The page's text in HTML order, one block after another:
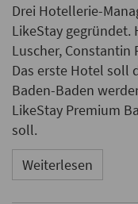
Drei Hotellerie-
LikeStay gegründet.
Luscher, Constantin
Das erste Hotel soll
Baden-Baden
LikeStay Premium
soll.
Weiterlesen